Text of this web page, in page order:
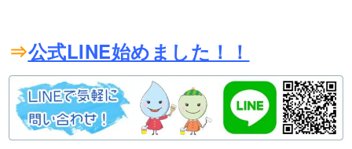
⇒公式LINE始めました！！